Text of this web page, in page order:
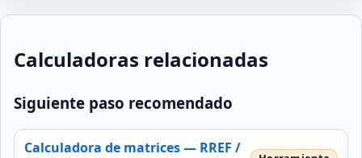
Calculadoras relacionadas
Siguiente paso recomendado
Calculadora de matrices — RREF /